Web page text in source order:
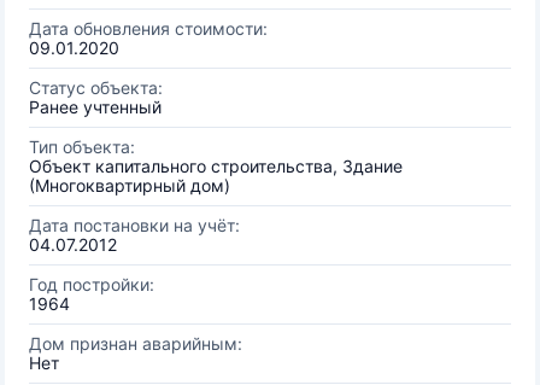
Дата обновления стоимости:
09.01.2020
Статус объекта:
Ранее учтенный
Тип объекта:
Объект капитального строительства, Здание
(Многоквартирный дом)
Дата постановки на учёт:
04.07.2012
Год постройки:
1964
Дом признан аварийным:
Нет